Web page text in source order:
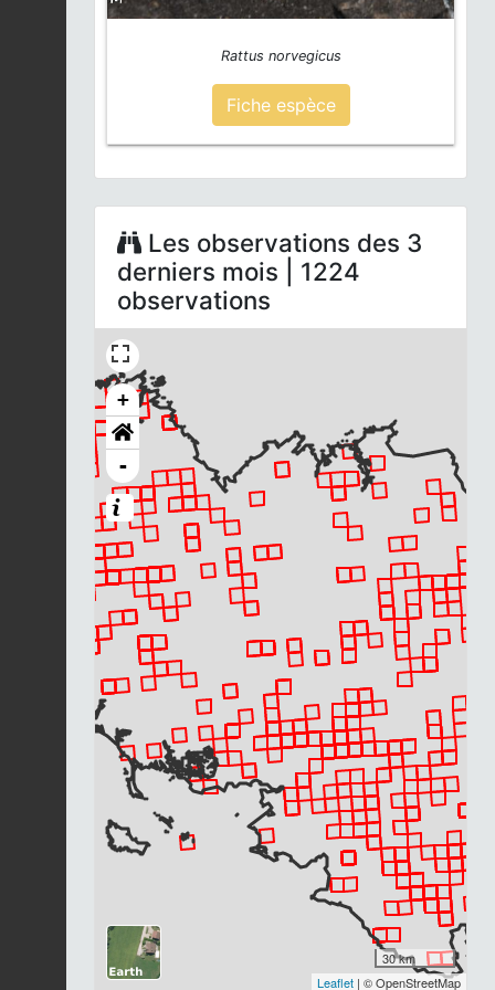
Rattus norvegicus
Fiche espèce
Les observations des 3
derniers mois | 1224
observations
+
-
30 km
Leaflet | © OpenStreetMap